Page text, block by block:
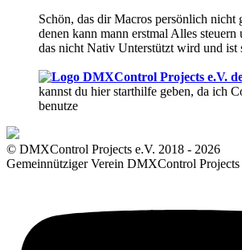
Schön, das dir Macros persönlich nicht
denen kann mann erstmal Alles steuern
das nicht Nativ Unterstützt wird und
kannst du hier starthilfe geben, da ich
benutze
© DMXControl Projects e.V. 2018 - 2026
Gemeinnütziger Verein DMXControl Projects